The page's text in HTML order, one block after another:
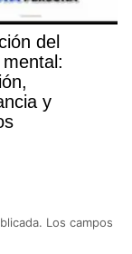
del
y
Los campos